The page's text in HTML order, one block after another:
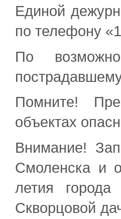
Единой
по телефону
По
Помните!
объектах
Внимание!
Смоленска и
летия
Скворцовой